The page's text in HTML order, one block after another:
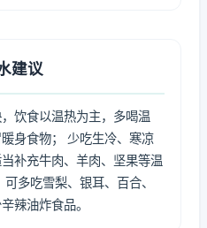
建议
饮食以温热为主，多喝温
身食物； 少吃生冷、寒凉
补充牛肉、羊肉、坚果等温
多吃雪梨、银耳、百合、
辣油炸食品。